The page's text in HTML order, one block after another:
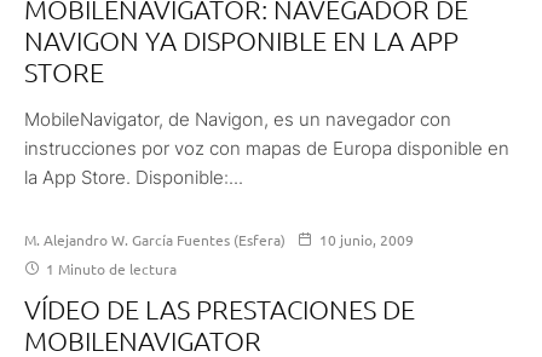
MOBILENAVIGATOR: NAVEGADOR DE
NAVIGON YA DISPONIBLE EN LA APP
STORE
MobileNavigator, de Navigon, es un navegador con
instrucciones por voz con mapas de Europa disponible en
la App Store. Disponible:...
M. Alejandro W. García Fuentes (Esfera)
10 junio, 2009
1 Minuto de lectura
VÍDEO DE LAS PRESTACIONES DE
MOBILENAVIGATOR